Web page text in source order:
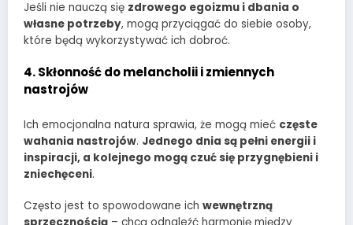
Jeśli nie nauczą się zdrowego egoizmu i dbania o
własne potrzeby, mogą przyciągać do siebie osoby,
które będą wykorzystywać ich dobroć.
4. Skłonność do melancholii i zmiennych
nastrojów
Ich emocjonalna natura sprawia, że mogą mieć częste
wahania nastrojów. Jednego dnia są pełni energii i
inspiracji, a kolejnego mogą czuć się przygnębieni i
zniechęceni.
Często jest to spowodowane ich wewnętrzną